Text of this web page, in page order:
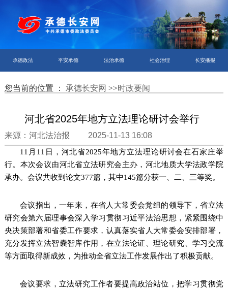
承德政法 平安承德 法治承德 社会治理 长安播报
您当前的位置 ： 承德长安网 >>时政要闻
河北省2025年地方立法理论研讨会举行
来源：河北法治报 2025-11-13 16:08
11月11日，河北省2025年地方立法理论研讨会在石家庄举
行。本次会议由河北省立法研究会主办，河北地质大学法政学院
承办。会议共收到论文377篇，其中145篇分获一、二、三等奖。
会议指出，一年来，在省人大常委会党组的领导下，省立法
研究会第六届理事会深入学习贯彻习近平法治思想，紧紧围绕中
央决策部署和省委工作要求，认真落实省人大常委会安排部署，
充分发挥立法智囊智库作用，在立法论证、理论研究、学习交流
等方面取得新成效，为推动全省立法工作发展作出了积极贡献。
会议要求，立法研究工作者要提高政治站位，把学习贯彻党